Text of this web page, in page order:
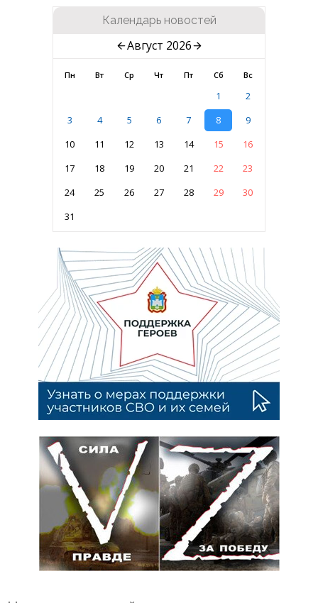
Календарь новостей
Август 2026
Пн Вт Ср Чт Пт Сб Вс
1
2
3
4 5 6 7 8
9
10
11 12 13 14 15
16
17
18 19 20 21 22
23
24
25 26 27 28 29
30
31